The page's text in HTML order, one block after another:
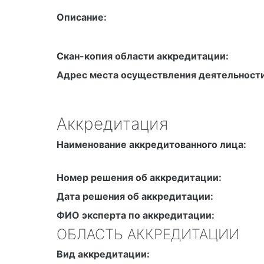
Описание:
Скан-копия области аккредитации:
Адрес места осуществления
Аккредитация
Наименование аккредитованного лица:
Номер решения об аккредитации:
Дата решения об аккредитации:
ФИО эксперта по аккредитации:
ОБЛАСТЬ АККРЕДИТАЦИИ
Вид аккредитации: